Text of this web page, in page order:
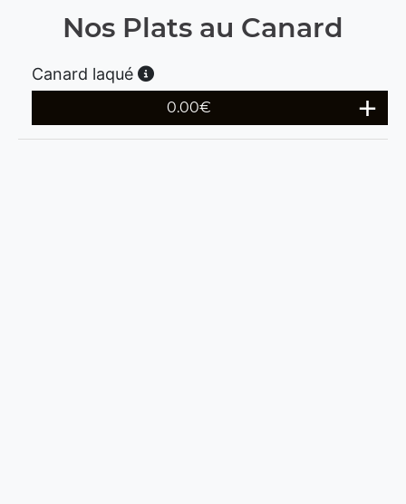
Nos Plats au Canard
Canard laqué
0.00€